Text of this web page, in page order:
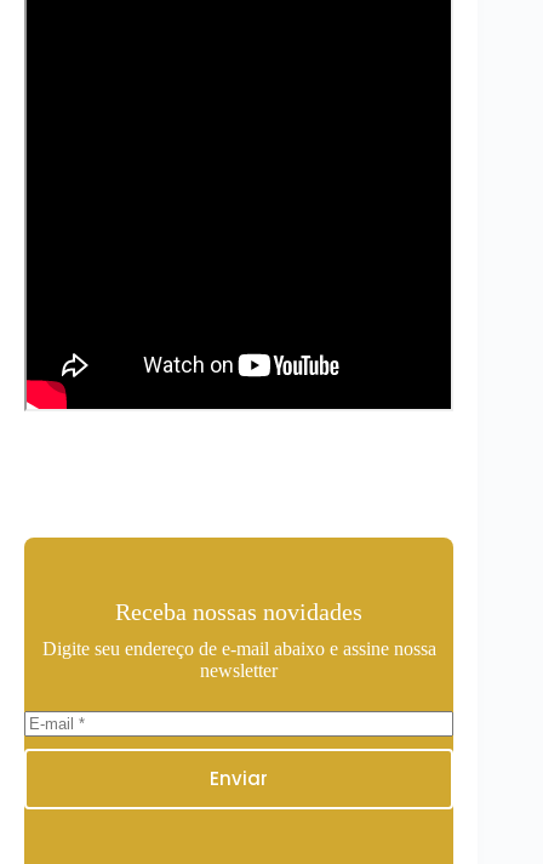
Receba nossas novidades
Digite seu endereço de e-mail abaixo e assine nossa
newsletter
Enviar